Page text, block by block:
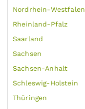
Nordrhein-Westfalen
Rheinland-Pfalz
Saarland
Sachsen
Sachsen-Anhalt
Schleswig-Holstein
Thüringen